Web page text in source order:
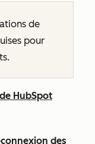
de
pour
HubSpot
des